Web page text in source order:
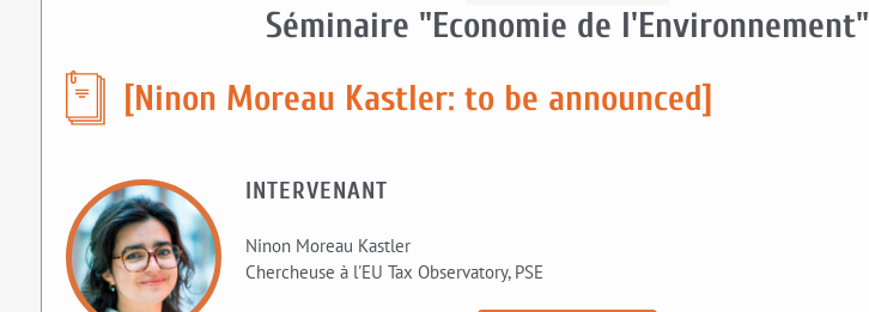
Séminaire "Economie de l'Environnement"
[Ninon Moreau Kastler: to be announced]
INTERVENANT
Ninon Moreau Kastler
Chercheuse à l'EU Tax Observatory, PSE